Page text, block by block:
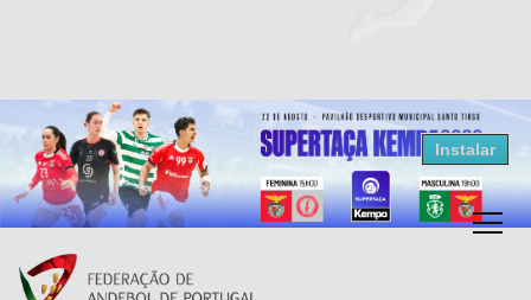
Resultados Andebol
Federação de Andebol de Portugal
Grátis - Disponivel na Play Store
Instalar